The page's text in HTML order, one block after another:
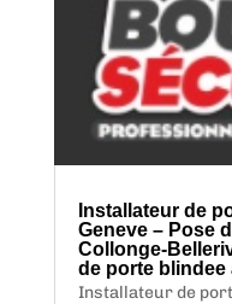
Installateur de
Geneve – Pose
Collonge-
de porte blindee
Installateur de